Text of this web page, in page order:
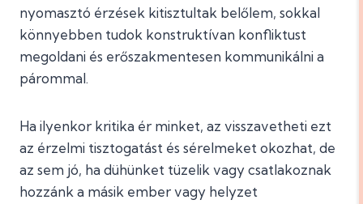
nyomasztó érzések kitisztultak belőlem, sokkal
könnyebben tudok konstruktívan konfliktust
megoldani és erőszakmentesen kommunikálni a
párommal.
Ha ilyenkor kritika ér minket, az visszavetheti ezt
az érzelmi tisztogatást és sérelmeket okozhat, de
az sem jó, ha dühünket tüzelik vagy csatlakoznak
hozzánk a másik ember vagy helyzet